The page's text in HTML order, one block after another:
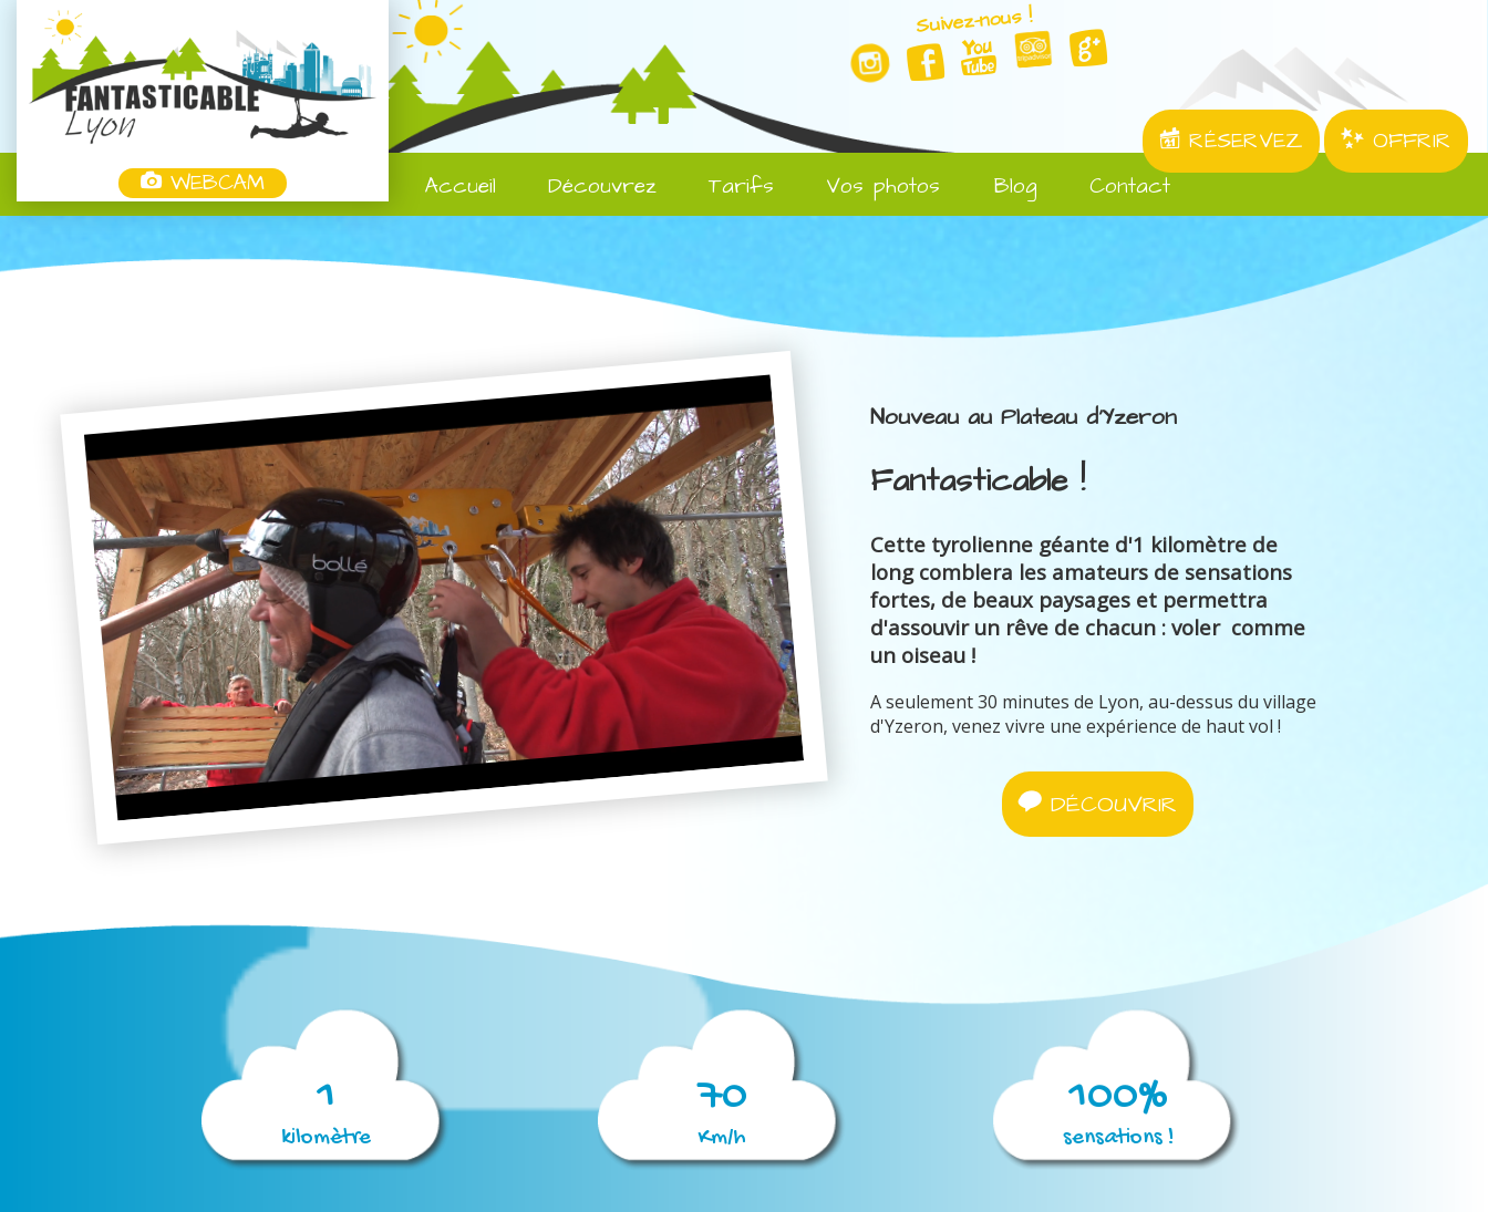
WEBCAM
Suivez-nous !
RÉSERVEZ
OFFRIR
Accueil
Découvrez Tarifs Vos photos Blog Contact
Nouveau au Plateau d'Yzeron
Fantasticable !
Cette tyrolienne géante d'1 kilomètre de
long comblera les amateurs de sensations
fortes, de beaux paysages et permettra
d'assouvir un rêve de chacun : voler comme
un oiseau !
A seulement 30 minutes de Lyon, au-dessus du village
d'Yzeron, venez vivre une expérience de haut vol !
DÉCOUVRIR
1
kilomètre
70
Km/h
100%
sensations !